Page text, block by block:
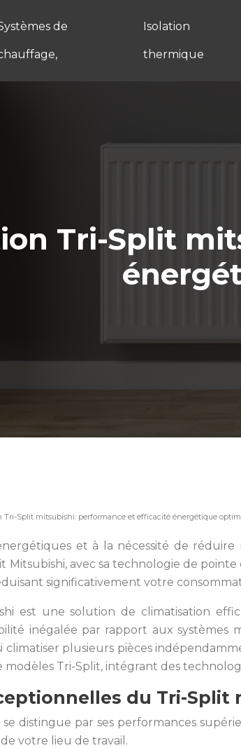
de Isolation
thermique
Tri-Split
Tri-Split mitsubishi: performance et efficacité énergétique
et à la nécessité de
Mitsubishi, avec sa technologie de
significativement votre
est une solution de climatisation
inégalée par rapport aux
climatiser plusieurs pièces
Tri-Split, intégrant des
du Tri-Split
se distingue par ses performances
votre lieu de travail.